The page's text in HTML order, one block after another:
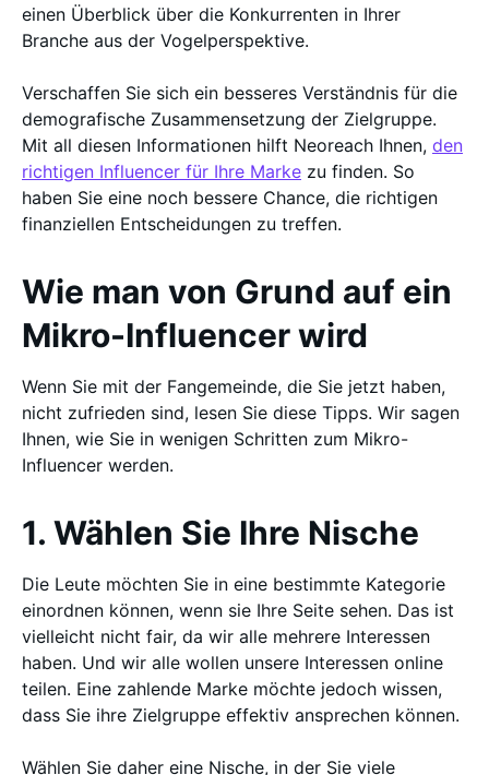
einen Überblick über die Konkurrenten in Ihrer
Branche aus der Vogelperspektive.
Verschaffen Sie sich ein besseres Verständnis für die
demografische Zusammensetzung der Zielgruppe.
Mit all diesen Informationen hilft Neoreach Ihnen, den
richtigen Influencer für Ihre Marke zu finden. So
haben Sie eine noch bessere Chance, die richtigen
finanziellen Entscheidungen zu treffen.
Wie man von Grund auf ein
Mikro-Influencer wird
Wenn Sie mit der Fangemeinde, die Sie jetzt haben,
nicht zufrieden sind, lesen Sie diese Tipps. Wir sagen
Ihnen, wie Sie in wenigen Schritten zum Mikro-
Influencer werden.
1. Wählen Sie Ihre Nische
Die Leute möchten Sie in eine bestimmte Kategorie
einordnen können, wenn sie Ihre Seite sehen. Das ist
vielleicht nicht fair, da wir alle mehrere Interessen
haben. Und wir alle wollen unsere Interessen online
teilen. Eine zahlende Marke möchte jedoch wissen,
dass Sie ihre Zielgruppe effektiv ansprechen können.
Wählen Sie daher eine Nische, in der Sie viele